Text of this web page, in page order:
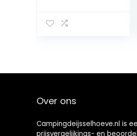
warmingshands
verwarmde
handwarmers
heren,
waterdichte
Over ons
Campingdeijsselhoeve.nl is
prijsvergelijkings- en